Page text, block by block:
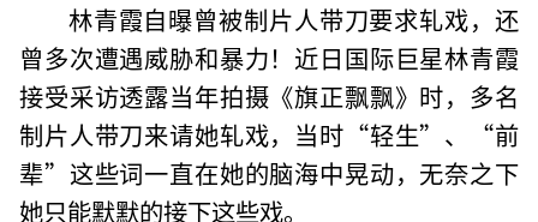
林青霞自曝曾被制片人带刀要求轧戏，还
曾多次遭遇威胁和暴力！近日国际巨星林青霞
接受采访透露当年拍摄《旗正飘飘》时，多名
制片人带刀来请她轧戏，当时“轻生”、“前
辈”这些词一直在她的脑海中晃动，无奈之下
她只能默默的接下这些戏。